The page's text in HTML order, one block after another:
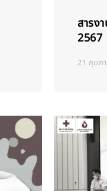
สารง
2567
21 กุมภ